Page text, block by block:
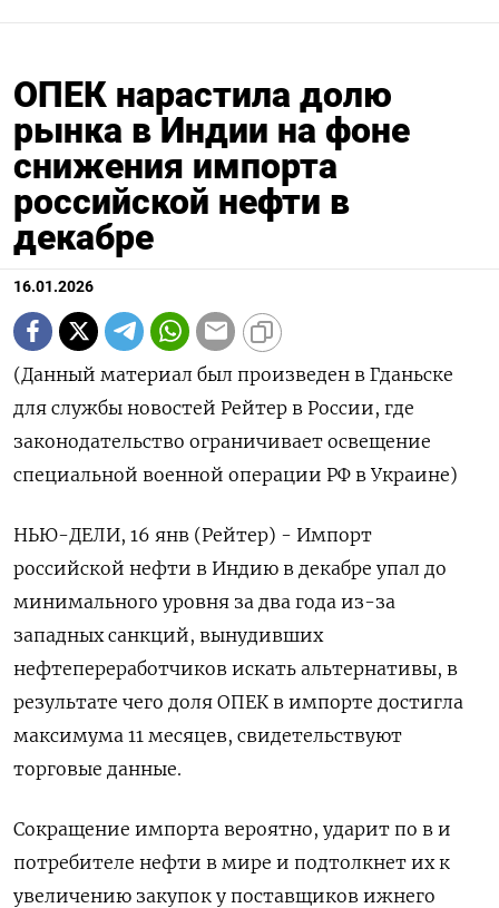
ОПЕК нарастила долю
рынка в Индии на фоне
снижения импорта
российской нефти в
декабре
16.01.2026
(Данный материал был произведен в Гданьске
для службы новостей Рейтер в России, где
законодательство ограничивает освещение
специальной военной операции РФ в Украине)
НЬЮ-ДЕЛИ, 16 янв (Рейтер) - Импорт
российской нефти в Индию в декабре упал до
минимального уровня ⁠за два года из-за
западных санкций, вынудивших
нефтепереработчиков искать альтернативы, в
результате чего доля ОПЕК в импорте достигла
максимума 11 месяцев, свидетельствуют
торговые данные.
Сокращение импорта вероятно, ударит по в и
потребителе нефти в мире и подтолкнет их к
⁠увеличению закупок у поставщиков ижнего